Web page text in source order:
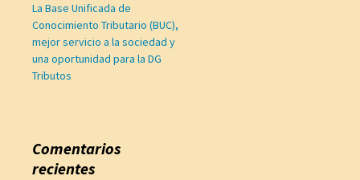
La Base Unificada de
Conocimiento Tributario (BUC),
mejor servicio a la sociedad y
una oportunidad para la DG
Tributos
Comentarios
recientes